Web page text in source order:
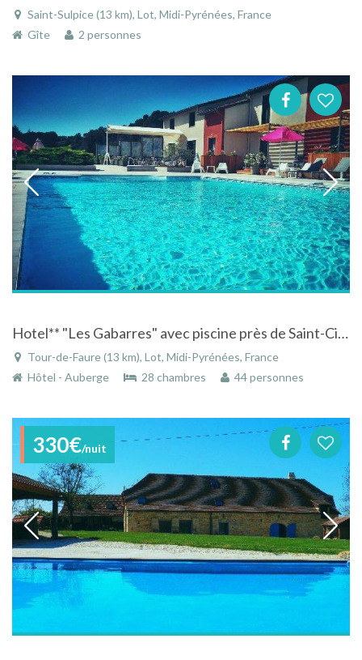
Saint-Sulpice (13 km), Lot, Midi-Pyrénées, France
Gîte
2 personnes
Hotel** "Les Gabarres" avec piscine près de Saint-Cirq-Lapopie à Tour-de-Faure dans le Lot
Tour-de-Faure (13 km), Lot, Midi-Pyrénées, France
Hôtel - Auberge
28 chambres 44 personnes
330€/nuit